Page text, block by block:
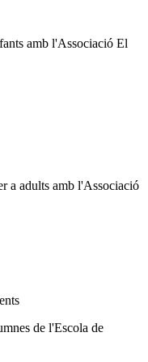
amb l'Associació El
a adults amb l'Associació
de l'Escola de